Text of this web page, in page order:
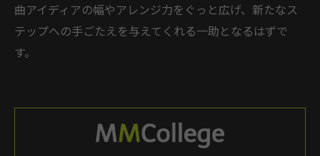
曲アイディアの幅やアレンジ力をぐっと広げ、新たなス
テップへの手ごたえを与えてくれる一助となるはずで
す。